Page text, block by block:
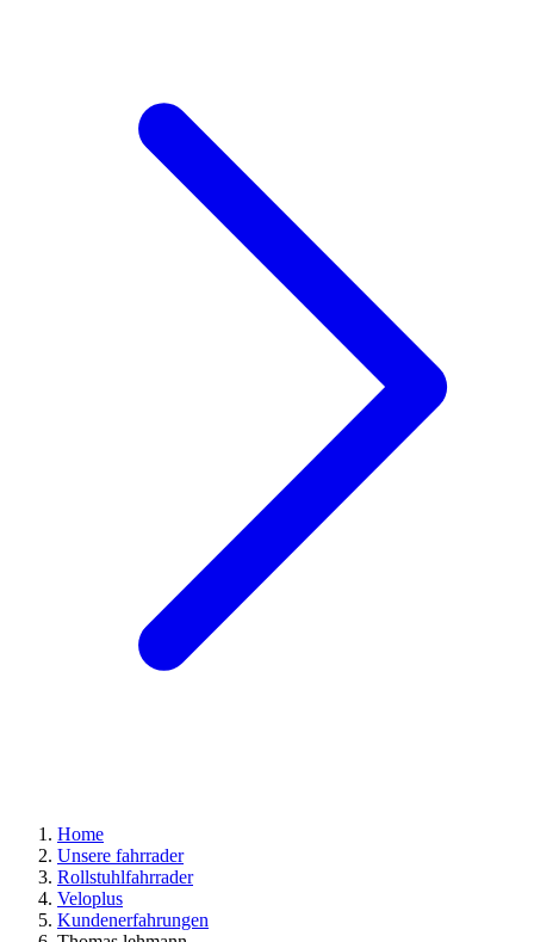
Home
Unsere fahrrader
Rollstuhlfahrrader
Veloplus
Kundenerfahrungen